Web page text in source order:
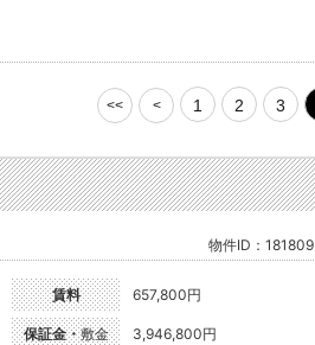
<< < 1 2 3
物件ID：181809
賃料 657,800円
保証金・敷金 3,946,800円